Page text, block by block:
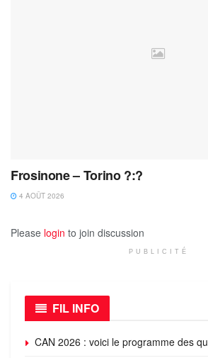
Frosinone – Torino ?:?
4 AOÛT 2026
Please login to join discussion
PUBLICITÉ
FIL INFO
CAN 2026 : voici le programme des